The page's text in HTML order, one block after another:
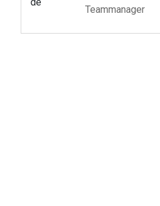
Teammanager